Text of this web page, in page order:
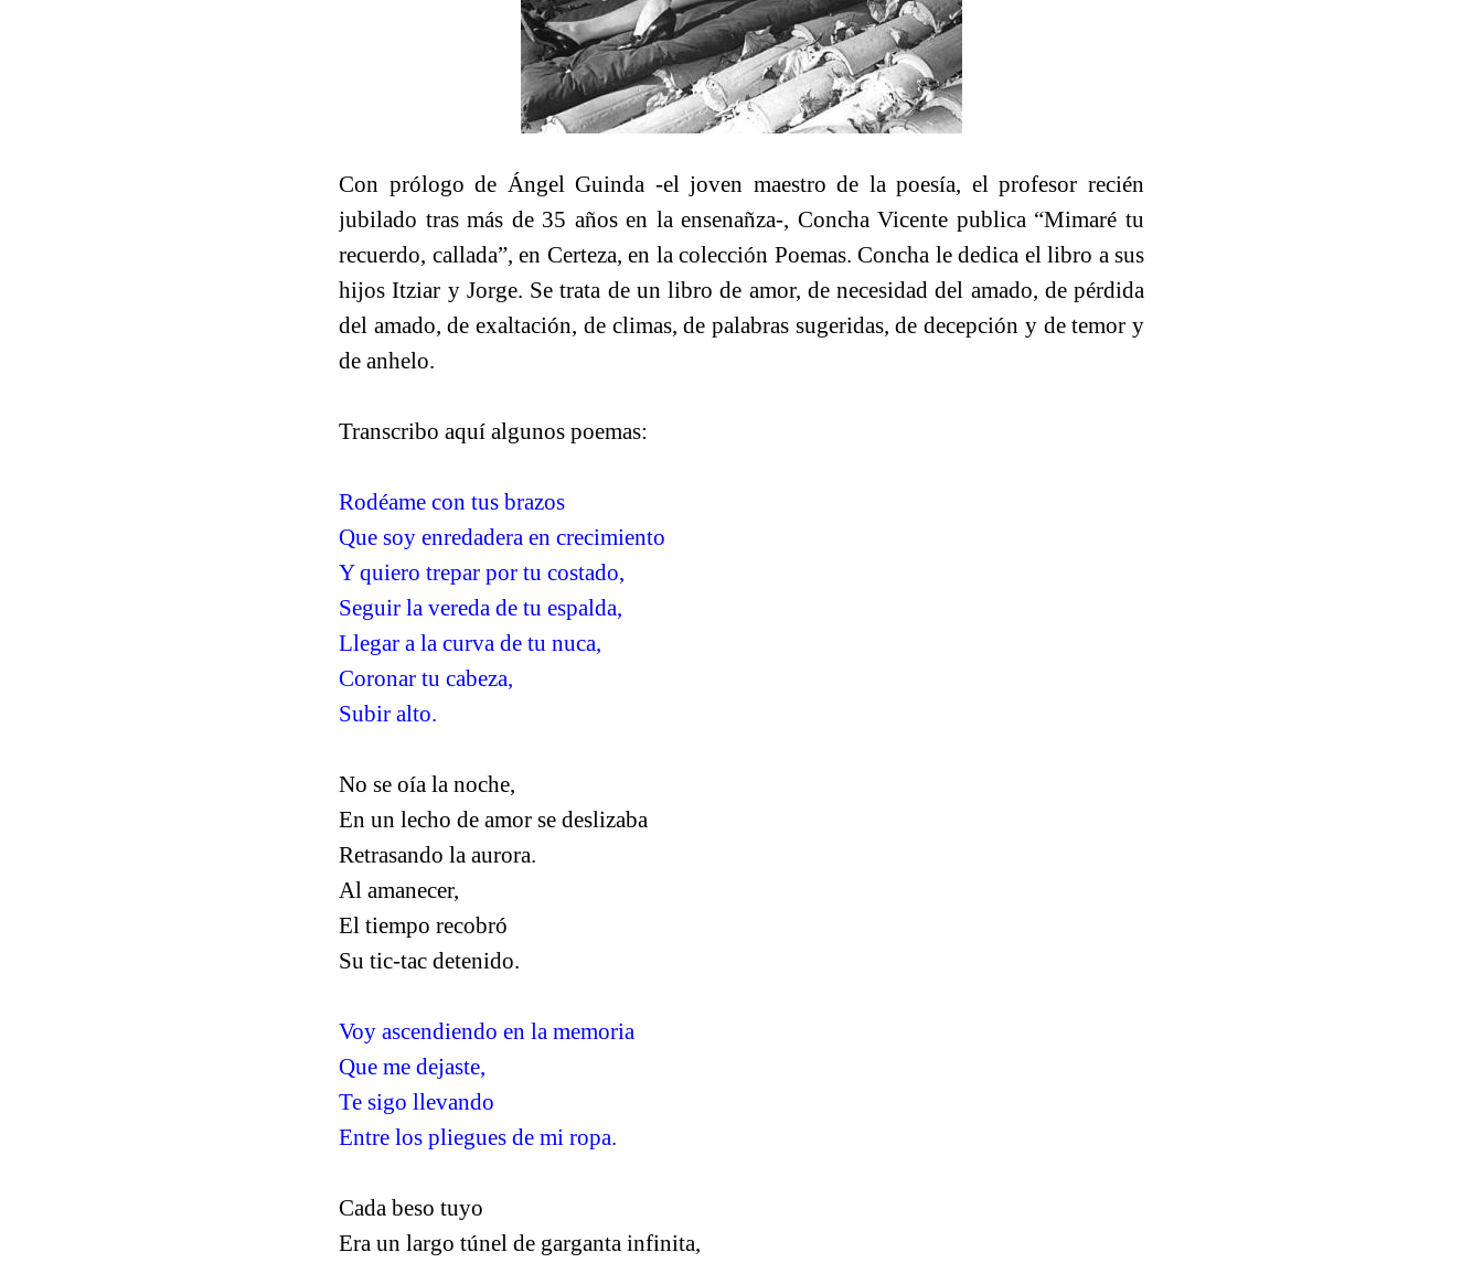
Con prólogo de Ángel Guinda -el joven maestro de la poesía, el profesor recién
jubilado tras más de 35 años en la ensenañza-, Concha Vicente publica “Mimaré tu
recuerdo, callada”, en Certeza, en la colección Poemas. Concha le dedica el libro a sus
hijos Itziar y Jorge. Se trata de un libro de amor, de necesidad del amado, de pérdida
del amado, de exaltación, de climas, de palabras sugeridas, de decepción y de temor y
de anhelo.
Transcribo aquí algunos poemas:
Rodéame con tus brazos
Que soy enredadera en crecimiento
Y quiero trepar por tu costado,
Seguir la vereda de tu espalda,
Llegar a la curva de tu nuca,
Coronar tu cabeza,
Subir alto.
No se oía la noche,
En un lecho de amor se deslizaba
Retrasando la aurora.
Al amanecer,
El tiempo recobró
Su tic-tac detenido.
Voy ascendiendo en la memoria
Que me dejaste,
Te sigo llevando
Entre los pliegues de mi ropa.
Cada beso tuyo
Era un largo túnel de garganta infinita,